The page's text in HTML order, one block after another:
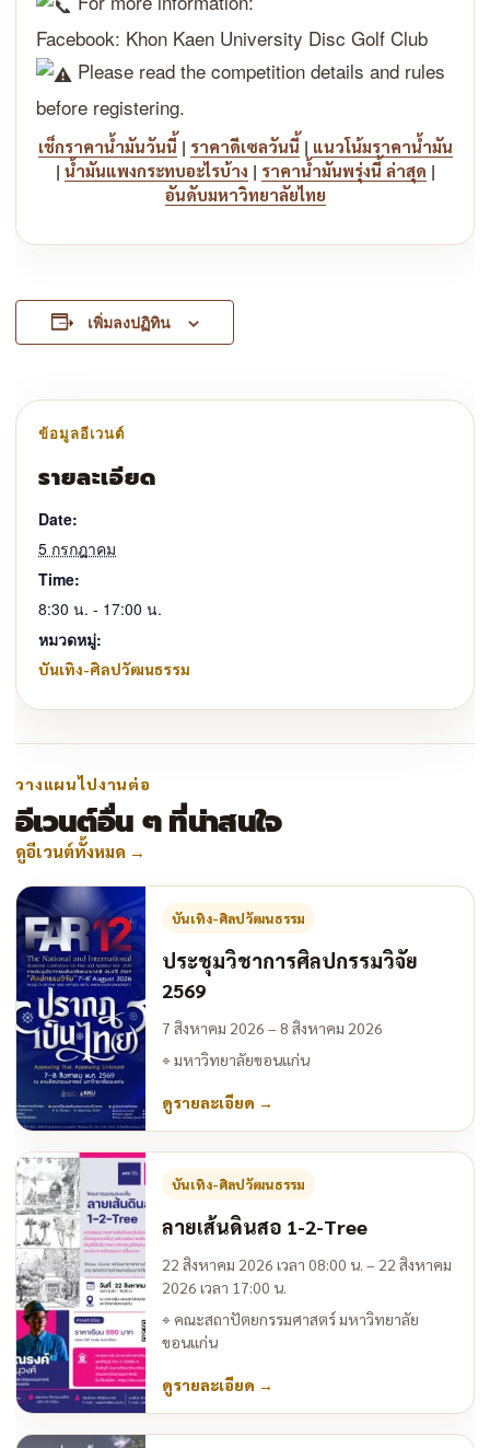
Facebook: Khon Kaen University Disc Golf Club
Please read the competition details and rules
before registering.
เช็กราคาน้ำมันวันนี้ | ราคาดีเซลวันนี้ | แนวโน้มราคาน้ำมัน
| น้ำมันแพงกระทบอะไรบ้าง | ราคาน้ำมันพรุ่งนี้ ล่าสุด |
อันดับมหาวิทยาลัยไทย
เพิ่มลงปฏิทิน
วางแผนไปงานต่อ
อีเวนต์อื่น ๆ ที่น่าสนใจ
ดูอีเวนต์ทั้งหมด →
บันเทิง-ศิลปวัฒนธรรม
ประชุมวิชาการศิลปกรรมวิจัย
2569
7 สิงหาคม 2026 – 8 สิงหาคม 2026
⌖มหาวิทยาลัยขอนแก่น
ดูรายละเอียด →
บันเทิง-ศิลปวัฒนธรรม
ลายเส้นดินสอ 1-2-Tree
22 สิงหาคม 2026 เวลา 08:00 น. – 22 สิงหาคม
2026 เวลา 17:00 น.
⌖ คณะสถาปัตยกรรมศาสตร์ มหาวิทยาลัย
ขอนแก่น
ดูรายละเอียด →
รายละเอียด
Date:
5 กรกฎาคม
Time:
8:30 น. - 17:00 น.
หมวดหมู่:
บันเทิง-ศิลปวัฒนธรรม